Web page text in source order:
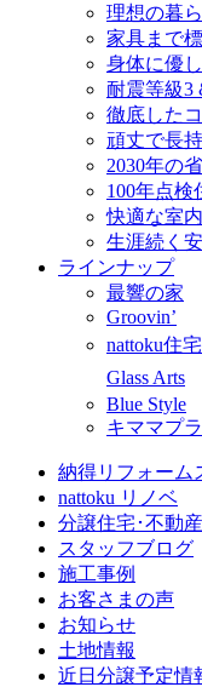
理想の暮
家具まで
身体に優
耐震等級3
徹底した
頑丈で長
2030年の
100年点検
快適な室
生涯続く
ラインナップ
最響の家
Groovin’
nattoku住
Glass Arts
Blue Style
キママプ
納得リフォーム
nattoku リノベ
分譲住宅･不動産
スタッフブログ
施工事例
お客さまの声
お知らせ
土地情報
近日分譲予定情